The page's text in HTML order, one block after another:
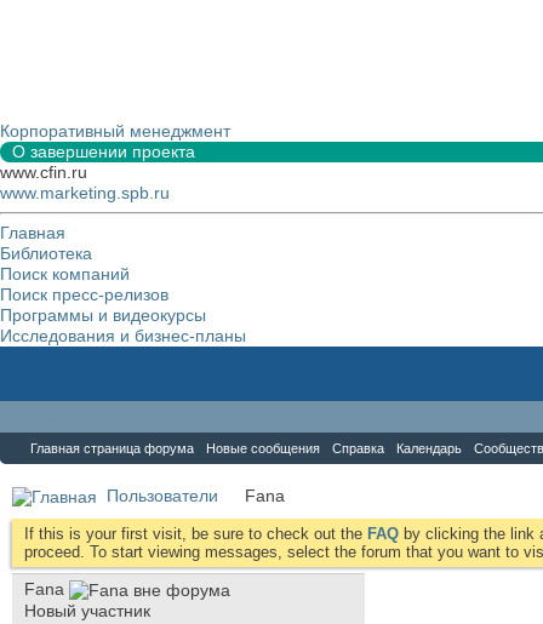
Корпоративный менеджмент
О завершении проекта
www.cfin.ru
www.marketing.spb.ru
Главная
Библиотека
Поиск компаний
Поиск пресс-релизов
Программы и видеокурсы
Исследования и бизнес-планы
Главная страница форума Новые сообщения Справка Календарь
Пользователи Fana
If this is your first visit, be sure to check out the FAQ by clicking the link
proceed. To start viewing messages, select the forum that you want to
Fana
Новый участник